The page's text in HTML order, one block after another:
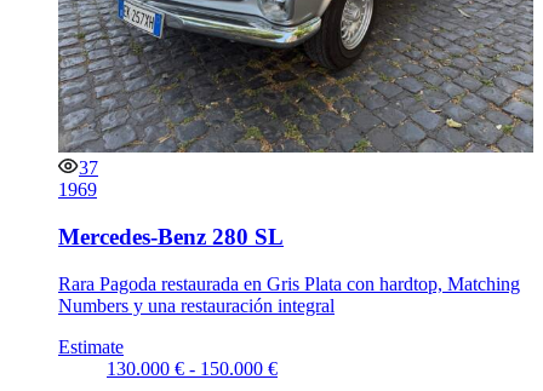
37
1969
Mercedes-Benz 280 SL
Rara Pagoda restaurada en Gris Plata con hardtop, Matching
Numbers y una restauración integral
Estimate
130.000 € - 150.000 €